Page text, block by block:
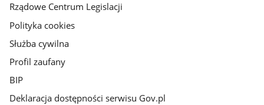
Rządowe Centrum Legislacji
Polityka cookies
Służba cywilna
Profil zaufany
BIP
Deklaracja dostępności serwisu Gov.pl